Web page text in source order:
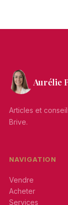
Aurélie
Articles et
Brive.
NAVIGATION
Vendre
Acheter
Services